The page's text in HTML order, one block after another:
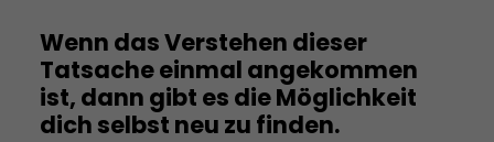
Wenn das Verstehen dieser
Tatsache einmal angekommen
ist, dann gibt es die Möglichkeit
dich selbst neu zu finden.